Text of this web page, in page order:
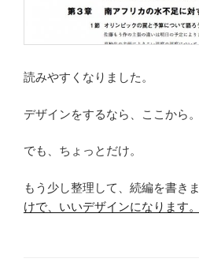
読みやすくなりました。
デザインをするなら、ここから。
でも、ちょっとだけ。
もう少し整理して、続編を書き
けで、いいデザインになります。